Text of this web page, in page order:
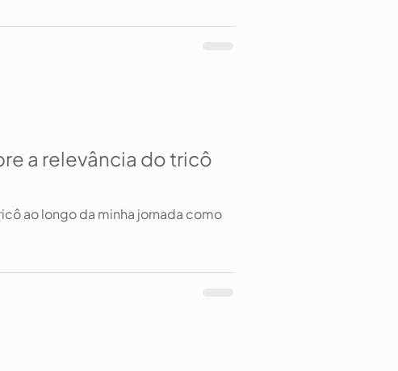
a relevância do tricô
ao longo da minha jornada como